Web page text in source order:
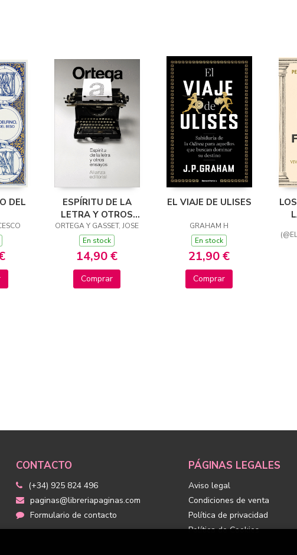
DEL
ESPÍRITU DE LA
LETRA Y OTROS
ENSAYOS
ORTEGA Y GASSET, JOSE
En stock
14,90 €
Comprar
EL VIAJE DE ULISES
GRAHAM H
En stock
21,90 €
Comprar
CONTACTO
(+34) 925 824 496
paginas@libreriapaginas.com
Formulario de contacto
PÁGINAS LEGALES
Aviso legal
Condiciones de venta
Política de privacidad
Política de Cookies